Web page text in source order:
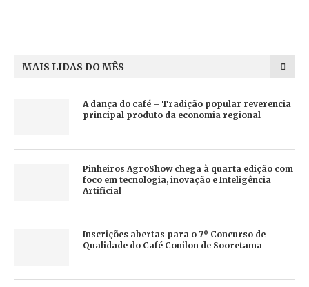
MAIS LIDAS DO MÊS
A dança do café – Tradição popular reverencia
principal produto da economia regional
Pinheiros AgroShow chega à quarta edição com
foco em tecnologia, inovação e Inteligência
Artificial
Inscrições abertas para o 7º Concurso de
Qualidade do Café Conilon de Sooretama